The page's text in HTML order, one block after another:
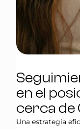
en el
cerca de
Una estrategia